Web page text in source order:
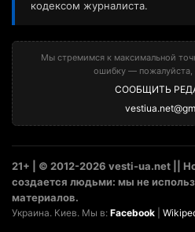
кодексом журналиста.
Мы стремимся к максимальной
ошибку — пожалуйста,
СООБЩИТЬ
21+ | © 2012-2026 vesti-ua.net ||
создается людьми: мы не
материалов.
Украина. Киев. Мы в: Facebook